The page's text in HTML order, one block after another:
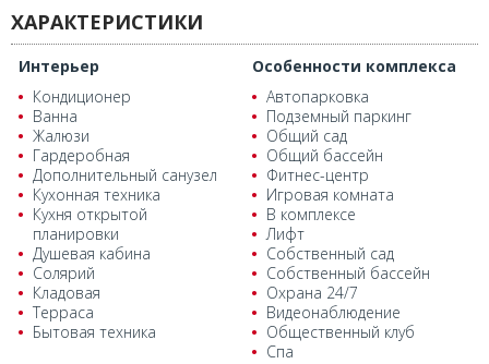
ХАРАКТЕРИСТИКИ
Интерьер
Кондиционер
Ванна
Жалюзи
Гардеробная
Дополнительный санузел
Кухонная техника
Кухня открытой
планировки
Душевая кабина
Солярий
Кладовая
Терраса
Бытовая техника
Особенности комплекса
Автопарковка
Подземный паркинг
Общий сад
Общий бассейн
Фитнес-центр
Игровая комната
В комплексе
Лифт
Собственный сад
Собственный бассейн
Охрана 24/7
Видеонаблюдение
Общественный клуб
Спа